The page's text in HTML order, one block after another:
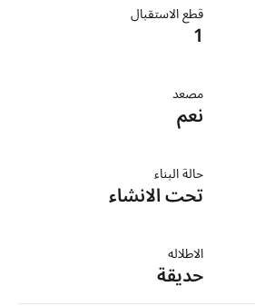
قطع الاستقبال
1
مصعد
نعم
حالة البناء
تحت الانشاء
الاطلاله
حديقة